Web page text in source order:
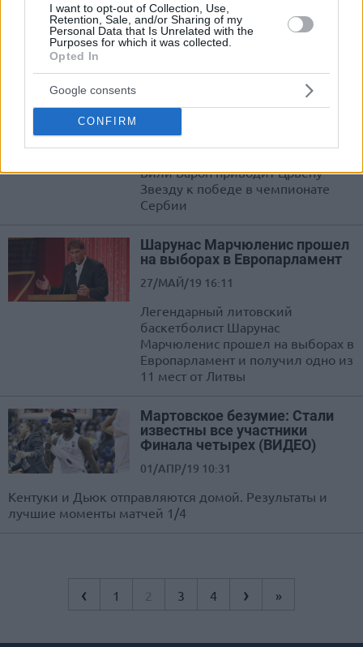
I want to opt-out of Collection, Use,
Retention, Sale, and/or Sharing of my
Personal Data that Is Unrelated with the
Purposes for which it was collected.
Opted In
Google consents
CONFIRM
Бывший чемпион Евролиги в
составе московского ЦСКА готов
подписать еще один выгодный
Црвена Звезда — чемпион
18/ИЮН/19 12:44
Били Барон приводит Црвену
Звезду к победе в чемпионате
Сербии
Шарунас Марчюленис прошел
на выборах в Европарламент
27/МАЙ/19 16:11
Легендарный литовский
баскетболист Шарунас
Марчюленис прошел на выборах в
Европарламент и получил одно из
11 мест от Литвы
Мартовское безумие: Стали
известны все участники
Финала четырех (ВИДЕО)
01/АПР/19 10:31
Кентуки и Дьюк отправляются домой. Результаты и
лучшие моменты матчей 1/4
‹ 1 2 3 4 › »